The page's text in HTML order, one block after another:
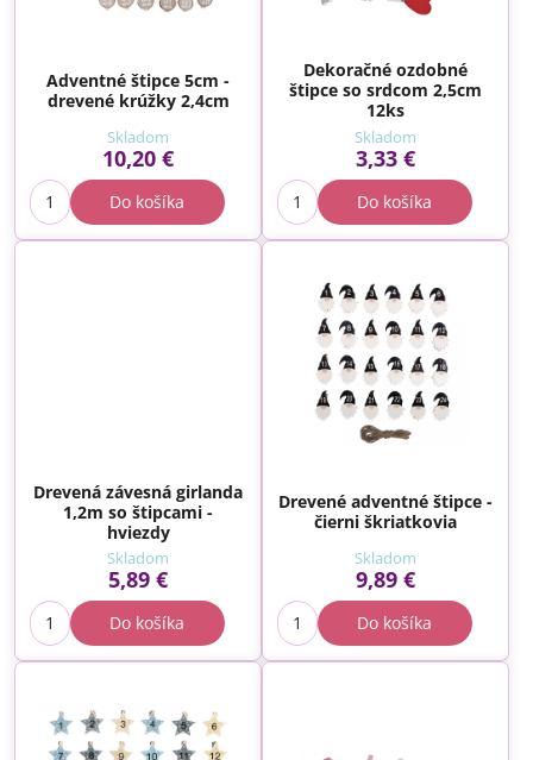
Adventné štipce 5cm -
drevené krúžky 2,4cm
Skladom
10,20 €
Do košíka
Dekoračné ozdobné
štipce so srdcom 2,5cm
12ks
Skladom
3,33 €
Do košíka
Drevená závesná girlanda
1,2m so štipcami -
hviezdy
Skladom
5,89 €
Do košíka
Drevené adventné štipce -
čierni škriatkovia
Skladom
9,89 €
Do košíka